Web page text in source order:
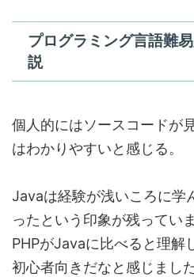
プログラミング言語難
説
個人的にはソースコードが
はわかりやすいと感じる。
Javaは経験が浅いころに学
ったという印象が残ってい
PHPがJavaに比べると理解
初心者向きだなと感じました